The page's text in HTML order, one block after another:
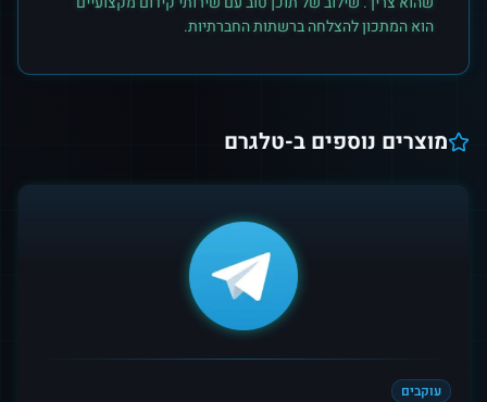
הוא המתכון להצלחה ברשתות החברתיות.
מוצרים נוספים ב-טלגרם
עוקבים